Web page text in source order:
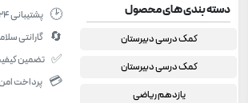
دسته بندی های محصول
کمک درسی دبیرستان
کمک درسی دبیرستان
یازدهم ریاضی
🕑 پشتیبانی ۲۴ ساعته
🔄 گارانتی
✅ تضمین
💳 پرداخت امن